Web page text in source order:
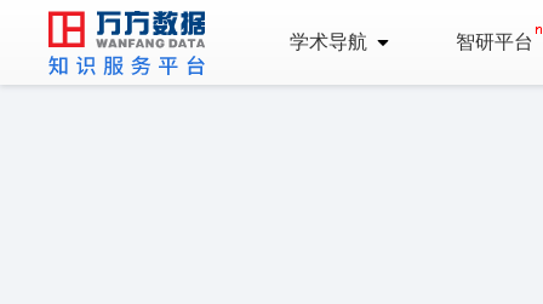
学术导航 智研平台